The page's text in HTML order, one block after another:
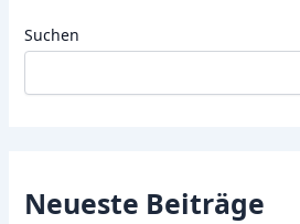
Suchen
Neueste Beiträge